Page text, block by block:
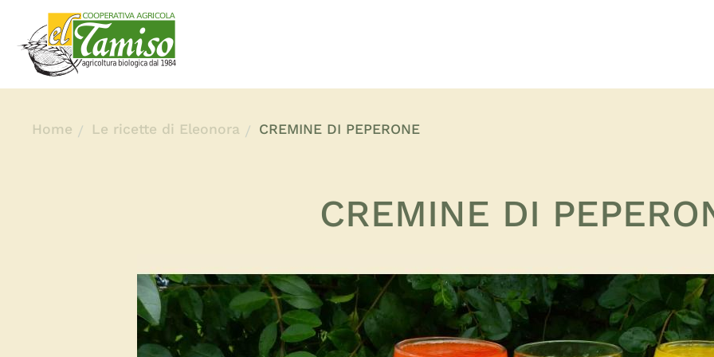
Home Le ricette di Eleonora CREMINE DI PEPERONE
CREMINE DI